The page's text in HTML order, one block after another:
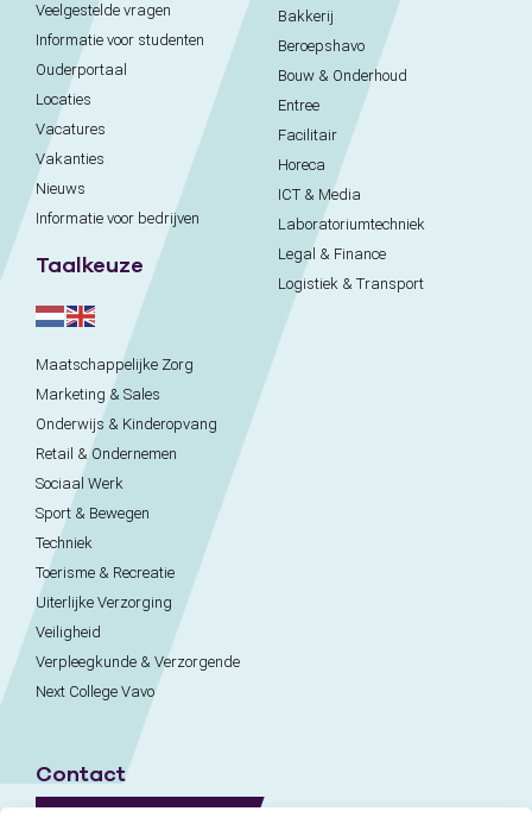
Veelgestelde vragen
Informatie voor studenten
Ouderportaal
Locaties
Vacatures
Vakanties
Nieuws
Informatie voor bedrijven
Taalkeuze
Bakkerij
Beroepshavo
Bouw & Onderhoud
Entree
Facilitair
Horeca
ICT & Media
Laboratoriumtechniek
Legal & Finance
Logistiek & Transport
Maatschappelijke Zorg
Marketing & Sales
Onderwijs & Kinderopvang
Retail & Ondernemen
Sociaal Werk
Sport & Bewegen
Techniek
Toerisme & Recreatie
Uiterlijke Verzorging
Veiligheid
Verpleegkunde & Verzorgende
Next College Vavo
Contact